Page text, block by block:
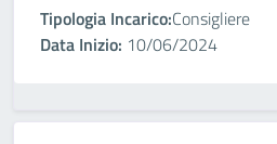
Tipologia Incarico:Consigliere
Data Inizio: 10/06/2024